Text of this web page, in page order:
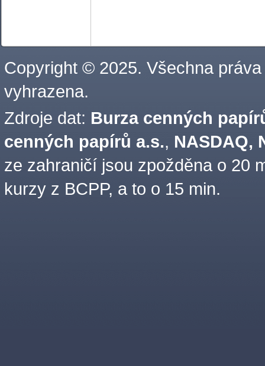
Copyright © 2025. Všechna práva
vyhrazena.
Zdroje dat: Burza cenných
cenných papírů a.s., NASDAQ,
ze zahraničí jsou zpožděna o 20
kurzy z BCPP, a to o 15 min.